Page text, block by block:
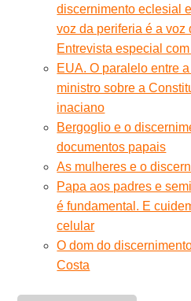
discernimento eclesial
voz da periferia é a voz
Entrevista especial
EUA. O paralelo entre
ministro sobre a
inaciano
Bergoglio e o
documentos papais
As mulheres e o
Papa aos padres e
é fundamental. E
celular
O dom do
Costa